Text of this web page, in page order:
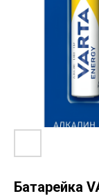
Батарейка